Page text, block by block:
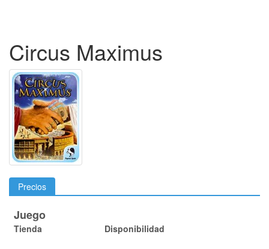
Circus Maximus
Precios
Juego
Tienda Disponibilidad